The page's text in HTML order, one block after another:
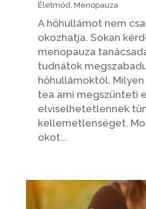
Életmód, Menopauza
A hőhullámot nem
okozhatja. Sokan
menopauza
tudnátok
hőhullámoktól.
tea ami megszünteti
elviselhetetlennek
kellemetlenséget.
okot...